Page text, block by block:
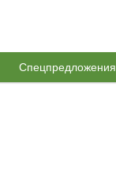
Спецпредложения